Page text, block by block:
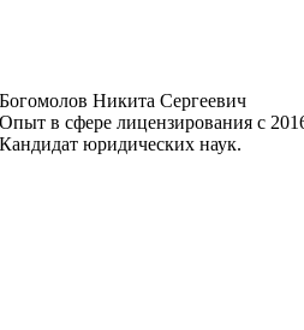
Богомолов Никита Сергеевич
Опыт в сфере лицензирования с
Кандидат юридических наук.